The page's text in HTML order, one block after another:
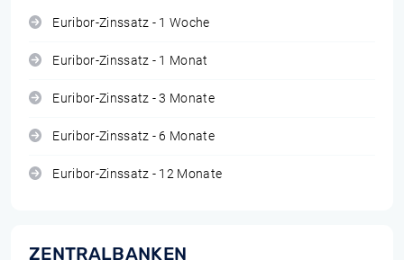
Euribor-Zinssatz - 1 Woche
Euribor-Zinssatz - 1 Monat
Euribor-Zinssatz - 3 Monate
Euribor-Zinssatz - 6 Monate
Euribor-Zinssatz - 12 Monate
ZENTRALBANKEN